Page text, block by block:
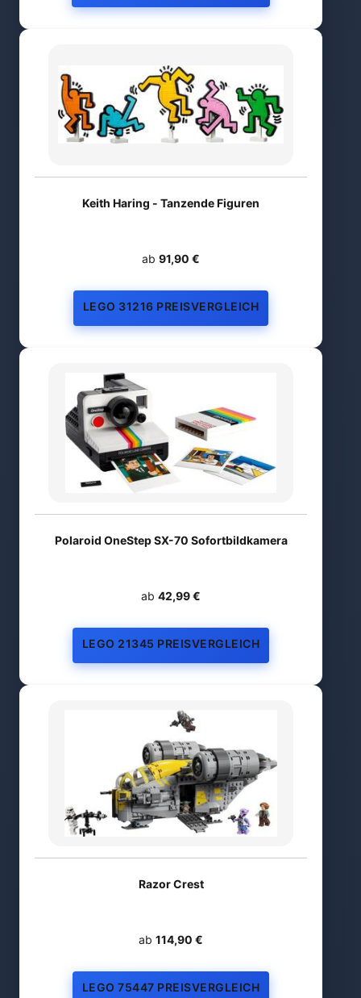
Keith Haring - Tanzende Figuren
ab 91,90 €
LEGO 31216 PREISVERGLEICH
Polaroid OneStep SX-70 Sofortbildkamera
ab 42,99 €
LEGO 21345 PREISVERGLEICH
Razor Crest
ab 114,90 €
LEGO 75447 PREISVERGLEICH